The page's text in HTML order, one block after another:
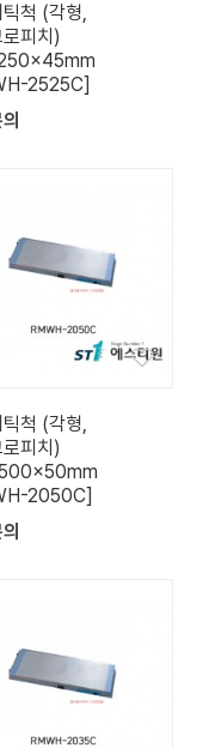
척 (각형,
피치)
2525C]
척 (각형,
피치)
2050C]